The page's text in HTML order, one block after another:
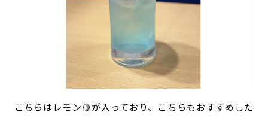
こちらはレモン🍋が入っており、こちらもおすすめした